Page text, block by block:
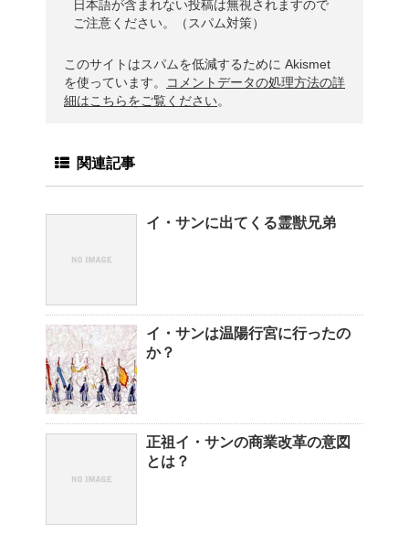
日本語が含まれない投稿は無視されますので
ご注意ください。（スパム対策）
このサイトはスパムを低減するために Akismet
を使っています。
コメントデータの処理方法の詳
細はこちらをご覧ください。
関連記事
イ・サンに出てくる霊獣兄弟
イ・サンは温陽行宮に行ったの
か？
正祖イ・サンの商業改革の意図
とは？